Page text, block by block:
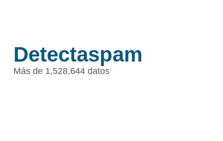
Detectaspam
Más de 1,528,644 datos